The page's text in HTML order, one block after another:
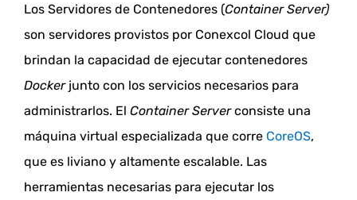
Los Servidores de Contenedores (Container Server)
son servidores provistos por Conexcol Cloud que
brindan la capacidad de ejecutar contenedores
Dockerjunto con los servicios necesarios para
administrarlos. El Container Serverconsiste una
máquina virtual especializada que corre CoreOS,
que es liviano y altamente escalable. Las
herramientas necesarias para ejecutar los